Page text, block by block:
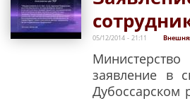
05/12/2014 - 21:11
заявление в
Дубоссарском